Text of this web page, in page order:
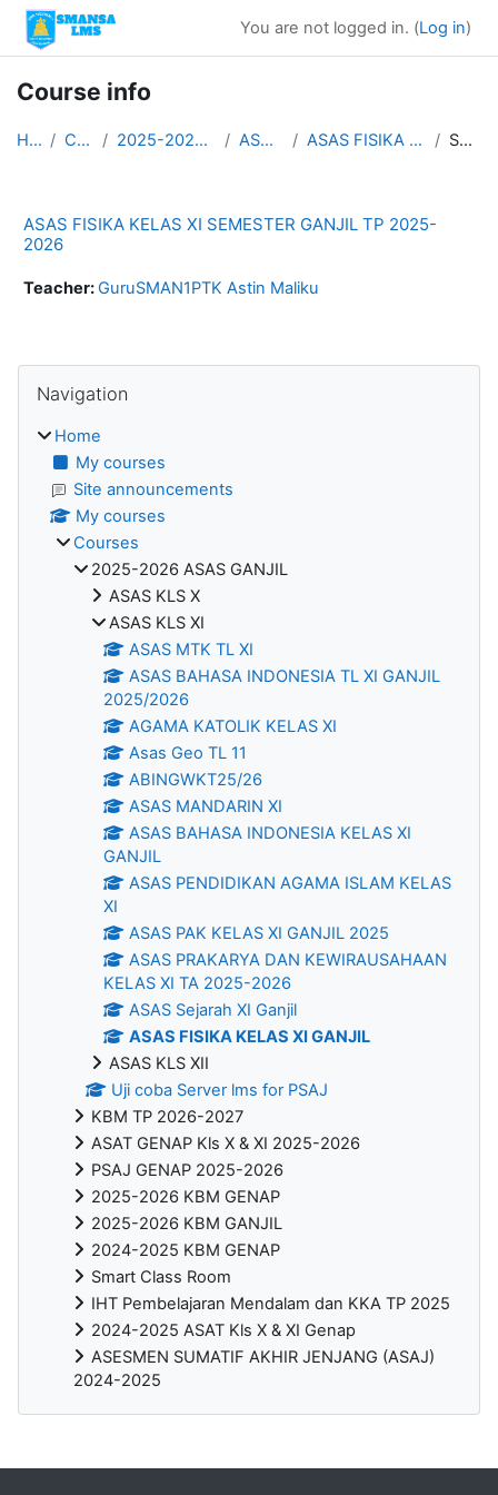
Skip to main content
You are not logged in. (Log in)
Course info
Home Courses 2025-2026 ASAS GANJIL ASAS KLS XI ASAS FISIKA KELAS XI GANJIL Summary
ASAS FISIKA KELAS XI SEMESTER GANJIL TP 2025-
2026
Teacher:GuruSMAN1PTK Astin Maliku
Blocks
Navigation
Home
My courses
Site announcements
My courses
Courses
2025-2026 ASAS GANJIL
ASAS KLS X
ASAS KLS XI
ASAS MTK TL XI
ASAS BAHASA INDONESIA TL XI GANJIL
2025/2026
AGAMA KATOLIK KELAS XI
Asas Geo TL 11
ABINGWKT25/26
ASAS MANDARIN XI
ASAS BAHASA INDONESIA KELAS XI
GANJIL
ASAS PENDIDIKAN AGAMA ISLAM KELAS
XI
ASAS PAK KELAS XI GANJIL 2025
ASAS PRAKARYA DAN KEWIRAUSAHAAN
KELAS XI TA 2025-2026
ASAS Sejarah XI Ganjil
ASAS FISIKA KELAS XI GANJIL
ASAS KLS XII
Uji coba Server lms for PSAJ
KBM TP 2026-2027
ASAT GENAP Kls X & XI 2025-2026
PSAJ GENAP 2025-2026
2025-2026 KBM GENAP
2025-2026 KBM GANJIL
2024-2025 KBM GENAP
Smart Class Room
IHT Pembelajaran Mendalam dan KKA TP 2025
2024-2025 ASAT Kls X & XI Genap
ASESMEN SUMATIF AKHIR JENJANG (ASAJ)
2024-2025
Blocks